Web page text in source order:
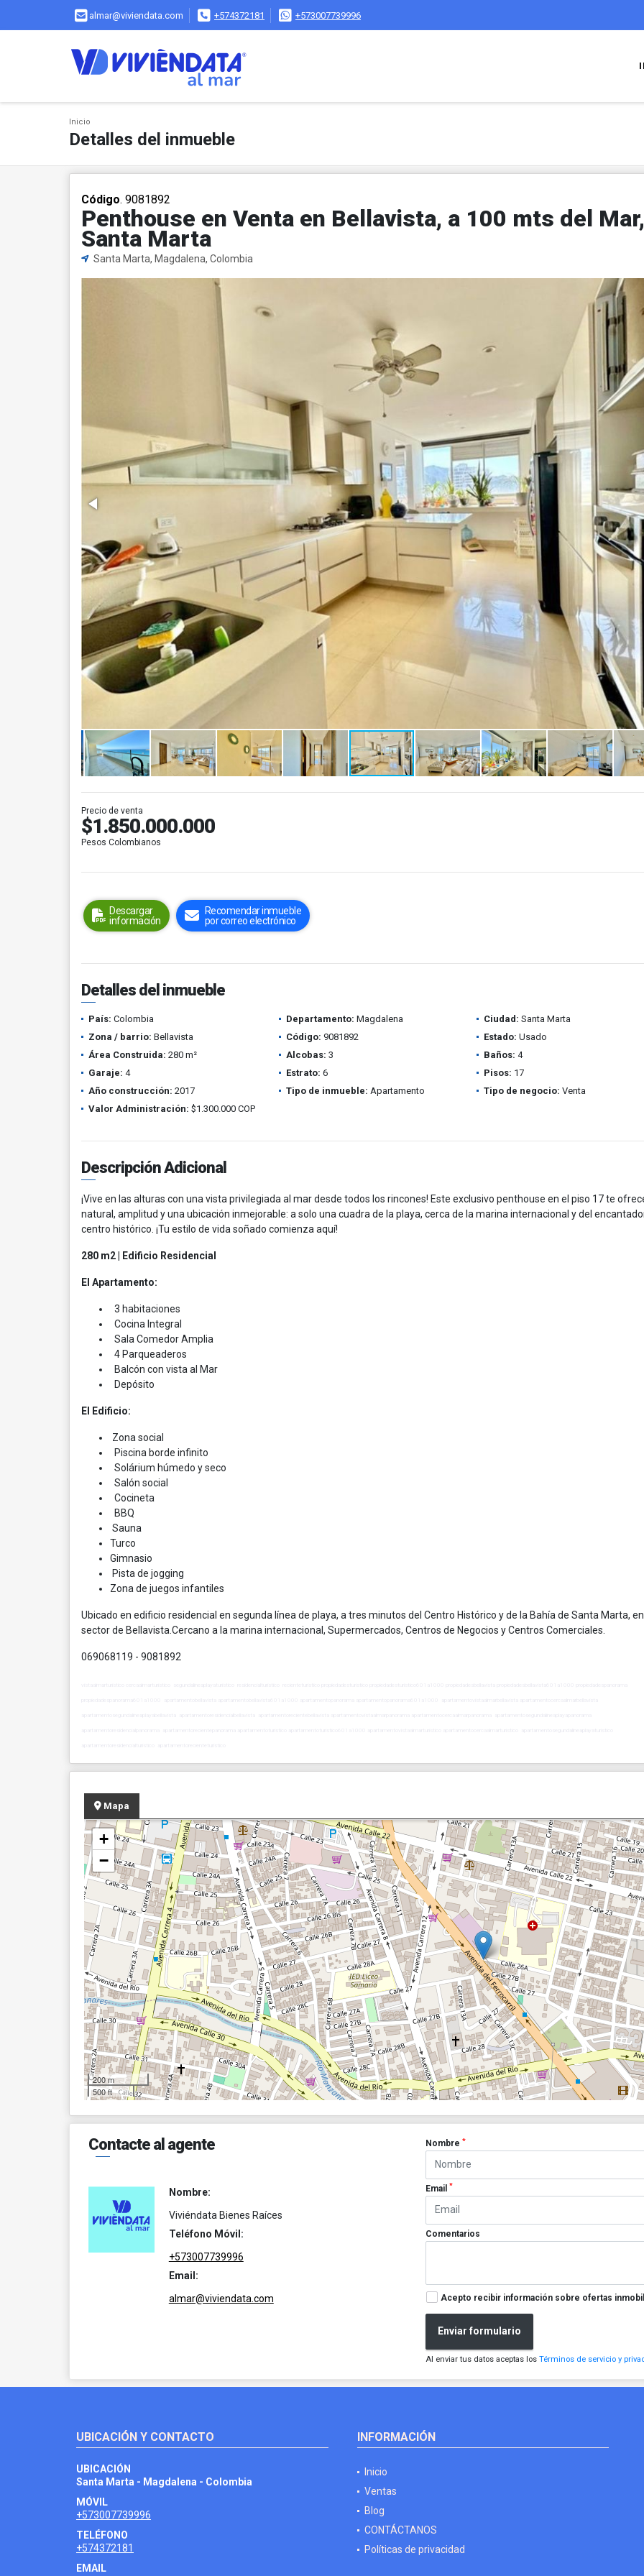
almar@viviendata.com +574372181 +573007739996
Inicio
Detalles del inmueble
Código. 9081892
Penthouse en Venta en Bellavista, a 100 mts del Mar,
Santa Marta
Santa Marta, Magdalena, Colombia
Precio de venta
$1.850.000.000
Pesos Colombianos
Descargar
información
Recomendar inmueble
por correo electrónico
Detalles del inmueble
País: Colombia Departamento: Magdalena Ciudad: Santa Marta
Zona / barrio: Bellavista Código: 9081892 Estado: Usado
Área Construida: 280 m² Alcobas: 3 Baños: 4
Garaje: 4 Estrato: 6 Pisos: 17
Año construcción: 2017 Tipo de inmueble: Apartamento Tipo de negocio: Venta
Valor Administración: $1.300.000 COP
Descripción Adicional
¡Vive en las alturas con una vista privilegiada al mar desde todos los rincones! Este exclusivo penthouse en el piso 17 te
natural, amplitud y una ubicación inmejorable: a solo una cuadra de la playa, cerca de la marina internacional y del
centro histórico. ¡Tu estilo de vida soñado comienza aquí!
280 m2 | Edificio Residencial
El Apartamento:
3 habitaciones
Cocina Integral
Sala Comedor Amplia
4 Parqueaderos
Balcón con vista al Mar
Depósito
El Edificio:
Zona social
Piscina borde infinito
Solárium húmedo y seco
Salón social
Cocineta
BBQ
Sauna
Turco
Gimnasio
Pista de jogging
Zona de juegos infantiles
Ubicado en edificio residencial en segunda línea de playa, a tres minutos del Centro Histórico y de la Bahía de Santa Marta,
sector de Bellavista.Cercano a la marina internacional, Supermercados, Centros de Negocios y Centros Comerciales.
069068119 - 9081892
Mapa
+
−
200 m
500 ft
Contacte al agente
Nombre:
Viviéndata Bienes Raíces
Teléfono Móvil:
+573007739996
Email:
almar@viviendata.com
Nombre*
Email*
Comentarios
Acepto recibir información sobre ofertas
Enviar formulario
Al enviar tus datos aceptas losTérminos de servicio y
UBICACIÓN Y CONTACTO
UBICACIÓN
Santa Marta - Magdalena - Colombia
MÓVIL
+573007739996
TELÉFONO
+574372181
EMAIL
INFORMACIÓN
Inicio
Ventas
Blog
CONTÁCTANOS
Políticas de privacidad